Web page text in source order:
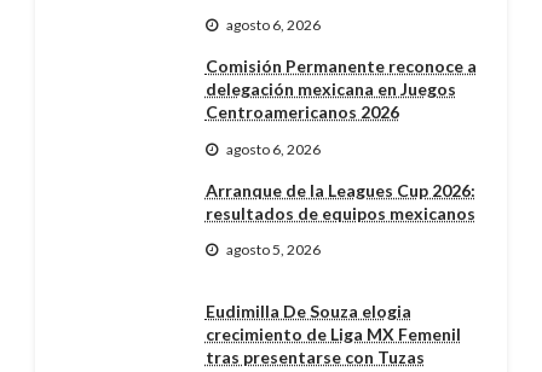
agosto 6, 2026
Comisión Permanente reconoce a
delegación mexicana en Juegos
Centroamericanos 2026
agosto 6, 2026
Arranque de la Leagues Cup 2026:
resultados de equipos mexicanos
agosto 5, 2026
Eudimilla De Souza elogia
crecimiento de Liga MX Femenil
tras presentarse con Tuzas